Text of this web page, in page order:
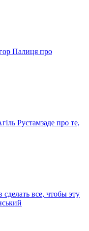
Палиця про
Рустамзаде про те,
все, чтобы эту